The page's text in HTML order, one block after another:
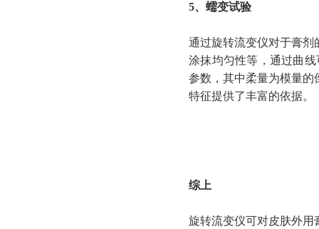
5、蠕变试验
通过旋转流变仪对于膏
涂抹均匀性等，通过曲
参数，其中柔量为模量
特征提供了丰富的依据。
综上
旋转流变仪可对皮肤外